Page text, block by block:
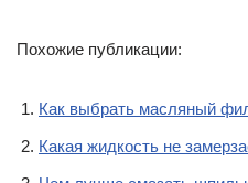
Похожие публикации:
Как выбрать масляный
Какая жидкость не